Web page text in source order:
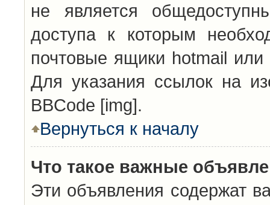
не является
доступа к которым
почтовые ящики hotmail
Для указания ссылок на
BBCode [img].
Вернуться к началу
Что такое важные
Эти объявления содержат